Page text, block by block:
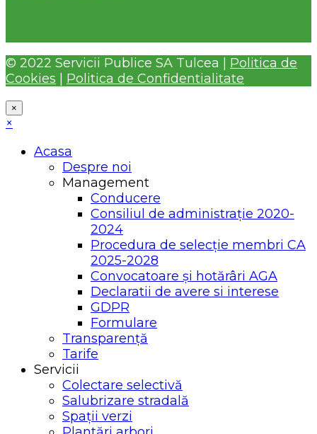
© 2022 Servicii Publice SA Tulcea | Politica de
Cookies
Politica de Confidentialitate
×
×
Acasa
Despre noi
Management
Conducere
Consiliul de administrație 2020-
2024
Procedura de selecție membri CA
2025-2028
Convocatoare și hotărâri AGA
Declaratii de avere si interese
GDPR
Formulare
Transparență
Tarife
Servicii
Colectare selectivă
Salubrizare stradală
Spații verzi